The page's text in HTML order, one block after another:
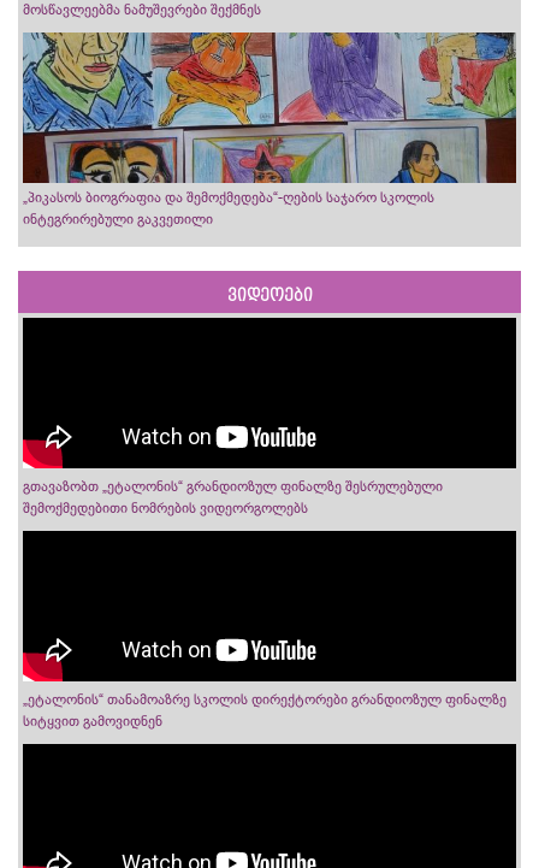
მოსწავლეებმა ნამუშევრები შექმნეს
„პიკასოს ბიოგრაფია და შემოქმედება“-ღების საჯარო სკოლის
ინტეგრირებული გაკვეთილი
ვიდეოები
გთავაზობთ „ეტალონის“ გრანდიოზულ ფინალზე შესრულებული
შემოქმედებითი ნომრების ვიდეორგოლებს
„ეტალონის“ თანამოაზრე სკოლის დირექტორები გრანდიოზულ ფინალზე
სიტყვით გამოვიდნენ